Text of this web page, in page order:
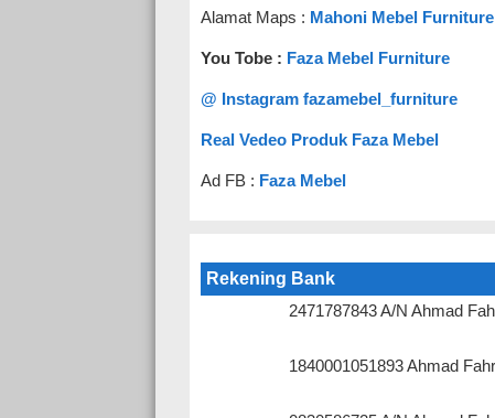
Alamat Maps : Mahoni Mebel
You Tobe : Faza Mebel Furniture
@ Instagram fazamebel_furniture
Real Vedeo Produk Faza Mebel
Ad FB : Faza Mebel
Rekening Bank
2471787843 A/N Ahmad
1840001051893 Ahmad